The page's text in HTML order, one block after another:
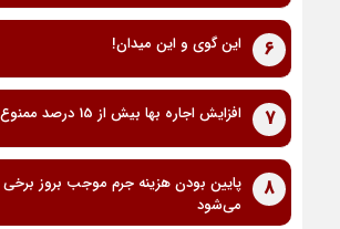
6 این گوی و این میدان!
7 افزایش اجاره بها بیش از 15 درصد ممنوع
8
پایین بودن هزینه جرم موجب بروز برخی
می‌شود